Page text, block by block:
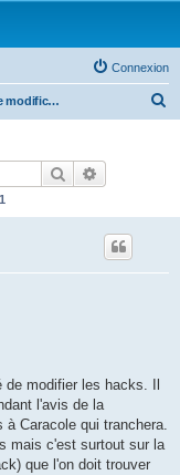
Connexion
Suggérer une modification du paramétrage
Rechercher
1
modifier les hacks. Il
l'avis de la
Caracole qui tranchera.
mais c'est surtout sur la
que l'on doit trouver